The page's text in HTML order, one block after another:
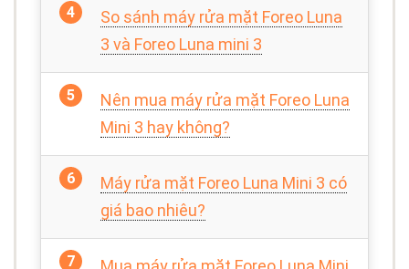
So sánh máy rửa mặt Foreo Luna
3 và Foreo Luna mini 3
Nên mua máy rửa mặt Foreo Luna
Mini 3 hay không?
Máy rửa mặt Foreo Luna Mini 3 có
giá bao nhiêu?